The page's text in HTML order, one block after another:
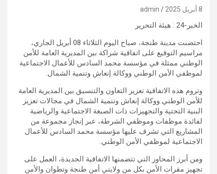
8 أبريل 2025 admin
الخبر-24 : هيئة التحرير
احتضنت مدينة طنجة، صباح اليوم الثلاثاء 08 أبريل الجاري،
مراسيم التوقيع على اتفاقية شراكة بين المديرية العامة للأمن
الوطني ممثلة في مؤسسة محمد السادس للأعمال الاجتماعية
لموظفي الأمن الوطني ووكالة إنعاش وتنمية الشمال.
وتروم هذه الاتفاقية تعزيز التعاون والتنسيق بين المديرية العامة
للأمن الوطني ووكالة إنعاش وتنمية الشمال في مجالات تعزيز
البنية التحتية والتجهيزات ذات الصبغة الاجتماعية والرياضية
لفائدة موظفات وموظفي الشرطة، عبر إنجاز مجموعة من
المشاريع التي تشرف عليها مؤسسة محمد السادس للأعمال
الاجتماعية لموظفي الأمن الوطني.
ومن أبرز المحاور التي تتضمنها الاتفاقية الجديدة، العمل على
تجهيز مقرات الأمن بكل من ولايتي أمن طنجة وتطوان والأمن